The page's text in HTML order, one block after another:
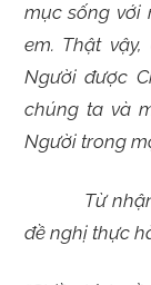
mục sống với
em. Thật
Người được
chúng ta và
Người trong
Từ nhận
đề nghị thực